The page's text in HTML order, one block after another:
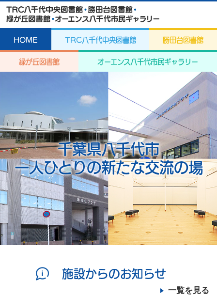
HOME TRC八千代中央図書館 勝田台図書館
緑が丘図書館 オーエンス八千代市民ギャラリー
千葉県八千代市
一人ひとりの新たな交流の場
施設からのお知らせ
一覧を見る